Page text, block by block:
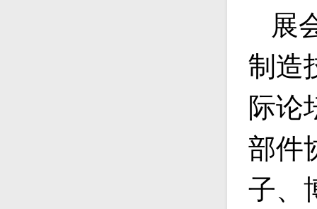
展
制造
际论
部件
子、